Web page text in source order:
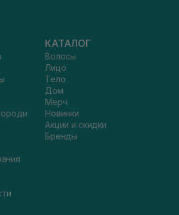
КАТАЛОГ
Волосы
Лицо
Тело
Дом
Мерч
Новинки
Акции и скидки
Бренды